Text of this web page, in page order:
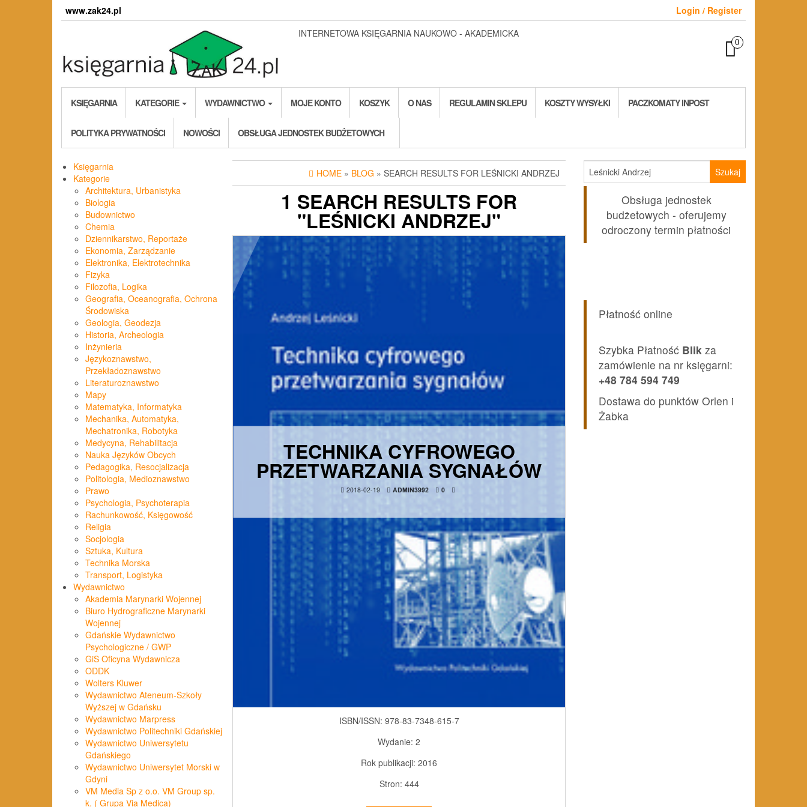
www.zak24.pl
Login / Register
INTERNETOWA KSIĘGARNIA NAUKOWO - AKADEMICKA
0
KSIĘGARNIA KATEGORIE WYDAWNICTWO MOJE KONTO KOSZYK O NAS REGULAMIN SKLEPU KOSZTY WYSYŁKI PACZKOMATY INPOST
POLITYKA PRYWATNOŚCI NOWOŚCI OBSŁUGA JEDNOSTEK BUDŻETOWYCH
Księgarnia
Kategorie
Architektura, Urbanistyka
Biologia
Budownictwo
Chemia
Dziennikarstwo, Reportaże
Ekonomia, Zarządzanie
Elektronika, Elektrotechnika
Fizyka
Filozofia, Logika
Geografia, Oceanografia, Ochrona
Środowiska
Geologia, Geodezja
Historia, Archeologia
Inżynieria
Językoznawstwo,
Przekładoznawstwo
Literaturoznawstwo
Mapy
Matematyka, Informatyka
Mechanika, Automatyka,
Mechatronika, Robotyka
Medycyna, Rehabilitacja
Nauka Języków Obcych
Pedagogika, Resocjalizacja
Politologia, Medioznawstwo
Prawo
Psychologia, Psychoterapia
Rachunkowość, Księgowość
Religia
Socjologia
Sztuka, Kultura
Technika Morska
Transport, Logistyka
Wydawnictwo
Akademia Marynarki Wojennej
Biuro Hydrograficzne Marynarki
Wojennej
Gdańskie Wydawnictwo
Psychologiczne / GWP
GiS Oficyna Wydawnicza
ODDK
Wolters Kluwer
Wydawnictwo Ateneum-Szkoły
Wyższej w Gdańsku
Wydawnictwo Marpress
Wydawnictwo Politechniki Gdańskiej
Wydawnictwo Uniwersytetu
Gdańskiego
Wydawnictwo Uniwersytet Morski w
Gdyni
VM Media Sp z o.o. VM Group sp.
k. ( Grupa Via Medica)
HOME » BLOG » SEARCH RESULTS FOR LEŚNICKI ANDRZEJ
1 SEARCH RESULTS FOR
"LEŚNICKI ANDRZEJ"
TECHNIKA CYFROWEGO
PRZETWARZANIA SYGNAŁÓW
2018-02-19 ADMIN3992 0
ISBN/ISSN: 978-83-7348-615-7
Wydanie: 2
Rok publikacji: 2016
Stron: 444
Szukaj:
Obsługa jednostek
budżetowych - oferujemy
odroczony termin płatności
Płatność online
Szybka Płatność Blik za
zamówienie na nr księgarni:
+48 784 594 749
Dostawa do punktów Orlen i
Żabka